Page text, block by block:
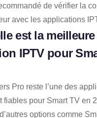
de vérifier la
avec les applications
est la meilleure
IPTV pour
Pro reste l’une des
fiables pour Smart TV en
options comme